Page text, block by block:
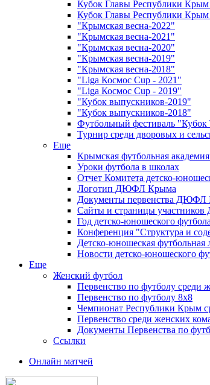
Кубок Главы Республики Крым
Кубок Главы Республики Крым
"Крымская весна-2022"
"Крымская весна-2021"
"Крымская весна-2020"
"Крымская весна-2019"
"Крымская весна-2018"
"Liga Космос Cup - 2021"
"Liga Космос Cup - 2019"
"Кубок выпускников-2019"
"Кубок выпускников-2018"
Футбольный фестиваль
Турнир среди дворовых и
Еще
Крымская футбольная
Уроки футбола в школах
Отчет Комитета детско-
Логотип ДЮФЛ Крыма
Документы первенства ДЮФЛ
Сайты и страницы
Год детско-юношеского
Конференция "Структура и
Детско-юношеская футбольная
Новости детско-юношеского
Еще
Женский футбол
Первенство по футболу среди
Первенство по футболу 8х8
Чемпионат Республики Крым
Первенство среди женских
Документы Первенства по
Ссылки
Онлайн матчей